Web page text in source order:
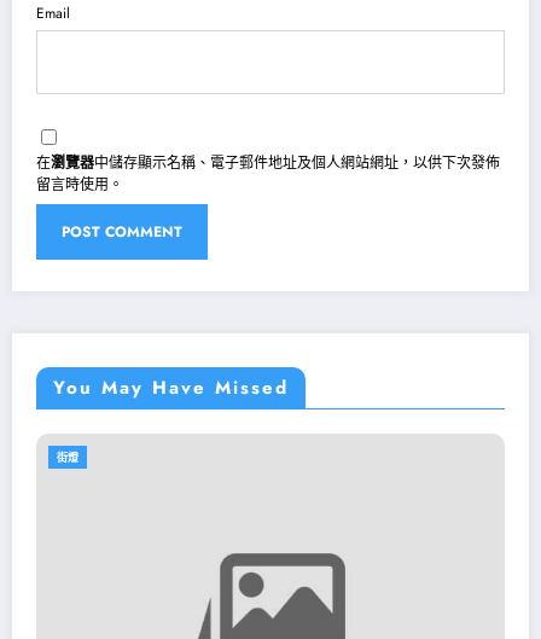
Email
在瀏覽器中儲存顯示名稱、電子郵件地址及個人網站網址，以供下次發佈
留言時使用。
You May Have Missed